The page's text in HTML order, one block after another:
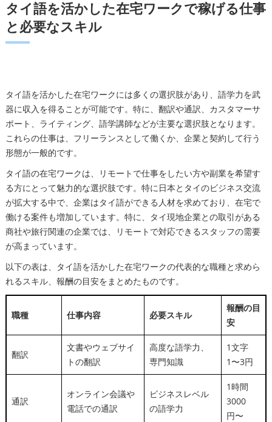
タイ語を活かした在宅ワークで稼げる仕事
と必要なスキル
タイ語を活かした在宅ワークには多くの選択肢があり、語学力を武
器に収入を得ることが可能です。特に、翻訳や通訳、カスタマーサ
ポート、ライティング、語学講師などが主要な選択肢となります。
これらの仕事は、フリーランスとして働くか、企業と契約して行う
形態が一般的です。
タイ語の在宅ワークは、リモートで仕事をしたい方や副業を希望す
る方にとって魅力的な選択肢です。特に日本とタイのビジネス交流
が拡大する中で、企業はタイ語ができる人材を求めており、在宅で
働ける案件も増加しています。特に、タイ現地企業との取引がある
商社や旅行関連の企業では、リモートで対応できるスタッフの需要
が高まっています。
以下の表は、タイ語を活かした在宅ワークの代表的な職種と求めら
れるスキル、報酬の目安をまとめたものです。
職種 仕事内容 必要スキル
報酬の目
安
翻訳
文書やウェブサイ
トの翻訳
高度な語学力、
専門知識
1文字
1〜3円
通訳
オンライン会議や
電話での通訳
ビジネスレベル
の語学力
1時間
3000
円〜